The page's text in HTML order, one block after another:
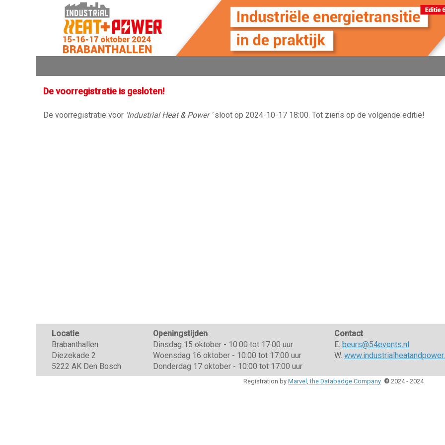
De voorregistratie is gesloten!
De voorregistratie voor 'Industrial Heat & Power ' sloot op 2024-10-17 18:00. Tot ziens op de volgende editie!
Locatie
Brabanthallen
Diezekade 2
5222 AK Den Bosch
Openingstijden
Dinsdag 15 oktober - 10:00 tot 17:00 uur
Woensdag 16 oktober - 10:00 tot 17:00 uur
Donderdag 17 oktober - 10:00 tot 17:00 uur
Contact
E. beurs@54events.nl
W.
Registration byMarvel, the Databadge Company © 2024 - 2024